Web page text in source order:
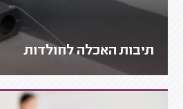
תיבות האכלה לחולדות